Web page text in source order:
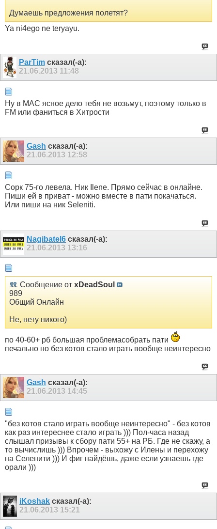
Думаешь предложения полетят?
Ya ni4ego ne teryayu.
ParTimсказал(-а):
21.06.2013 11:48
Ну в МАС ясное дело тебя не возьмут, поэтому только в
FM или фаниться в Хитрости
Gash сказал(-а):
21.06.2013 12:58
Сорк 75-го левела. Ник Ilene. Прямо сейчас в онлайне.
Пиши ей в приват - можно вместе в пати покачаться.
Или пиши на ник Seleniti.
Nagibatel6 сказал(-а):
21.06.2013 13:16
Сообщение от xDeadSoul
989
Общий Онлайн
Не, нету никого)
по 40-60+ рб большая проблемасобрать пати
печально но без котов стало играть вообще неинтересно
Gash сказал(-а):
21.06.2013 14:45
"без котов стало играть вообще неинтересно" - без котов
как раз интереснее стало играть ))) Пол-часа назад
слышал призывы к сбору пати 55+ на РБ. Где не скажу, а
то вычислишь ))) Впрочем - выхожу с Илены и перехожу
на Селенити ))) И фиг найдёшь, даже если узнаешь где
орали )))
iKoshak сказал(-а):
21.06.2013 15:21